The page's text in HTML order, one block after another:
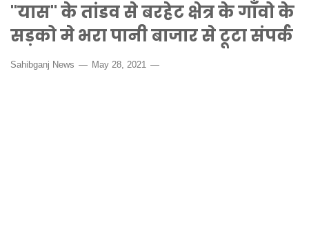
"यास" के तांडव से बरहेट क्षेत्र के गाँवो के
सड़को मे भरा पानी बाजार से टूटा संपर्क
Sahibganj News May 28, 2021